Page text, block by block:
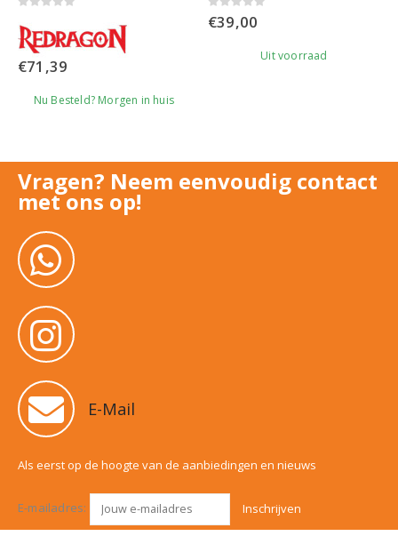
€71,39
Nu Besteld? Morgen in huis
0out of 5
€39,00
Uit voorraad
Vragen? Neem eenvoudig contact
met ons op!
E-Mail
Als eerst op de hoogte van de aanbiedingen en nieuws
E-mailadres: